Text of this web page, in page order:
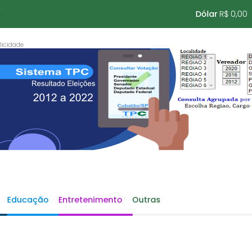
DólarR$ 0,00
Educação Entretenimento Outras